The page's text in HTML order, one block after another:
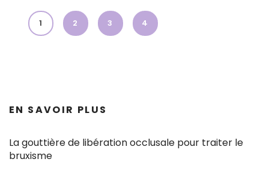
1 2 3 4
EN SAVOIR PLUS
La gouttière de libération occlusale pour traiter le
bruxisme